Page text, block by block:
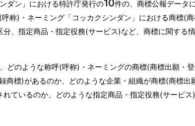
ダン」における特許庁発行の10件の、商標公報データ
称)・ネーミング「コッカクシンダン」における商標(
、指定商品・指定役務(サービス)など、商標に関する
どのような称呼(呼称)・ネーミングの商標(商標出願・
商標)があるのか、どのような企業・組織が商標(商標出
ているのか、どのような指定商品・指定役務(サービス